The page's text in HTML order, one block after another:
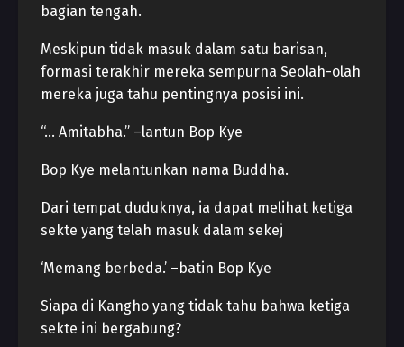
bagian tengah.
Meskipun tidak masuk dalam satu barisan,
formasi terakhir mereka sempurna Seolah-olah
mereka juga tahu pentingnya posisi ini.
“… Amitabha.” –lantun Bop Kye
Bop Kye melantunkan nama Buddha.
Dari tempat duduknya, ia dapat melihat ketiga
sekte yang telah masuk dalam sekej
‘Memang berbeda.’ –batin Bop Kye
Siapa di Kangho yang tidak tahu bahwa ketiga
sekte ini bergabung?